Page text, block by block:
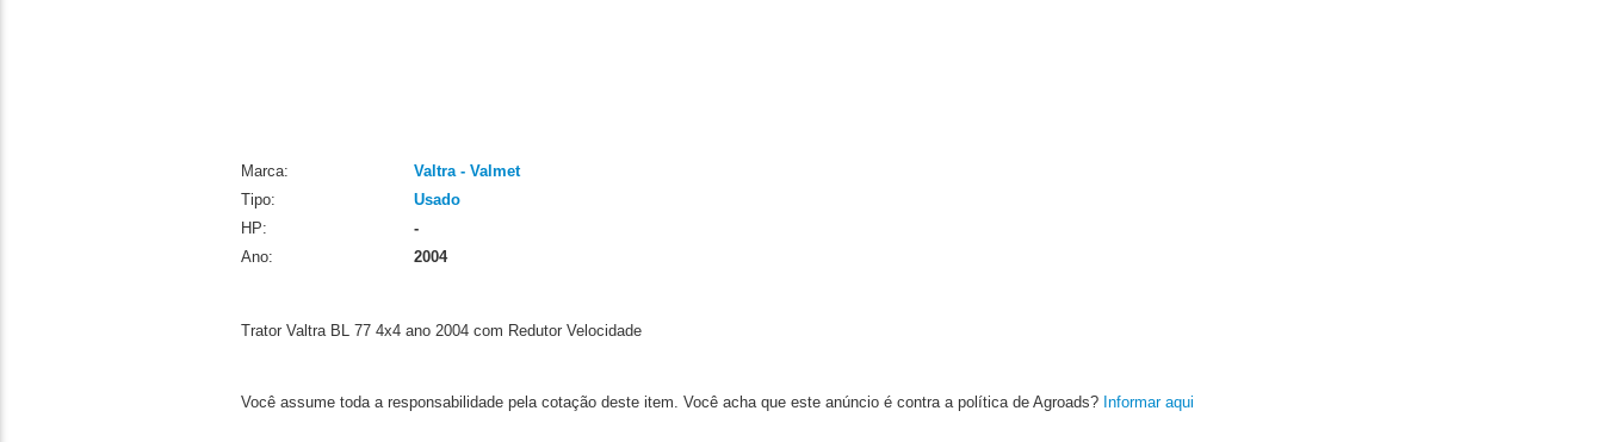
Marca:
Valtra - Valmet
Tipo:
Usado
HP:
-
Ano:
2004
Trator Valtra BL 77 4x4 ano 2004 com Redutor Velocidade
Você assume toda a responsabilidade pela cotação deste item. Você acha que este anúncio é contra a política de Agroads? Informar aqui